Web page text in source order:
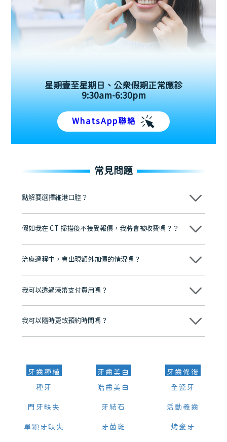
星期壹至星期日、公眾假期正常應診
9:30am-6:30pm
WhatsApp聯絡
常見問題
點解要選擇維港口腔？
維港口腔踐行「醫道濟世」的大學校訓，各分院匯聚來自香港、內地的
牌」、「2025香港企業領袖品牌」，是諾貝爾種植系統全球放心植牙中
至今已服務超過三十個國家和地區的顧客，受到粵港澳大灣區及周邊城
市市民極高的口碑評價及信任推薦 珠海、深圳設有八大分院，香港亦設
有咨詢及服務保障中心，有任何問題都可以隨時預約免費咨詢，讓人十
假如我在 CT 掃描後不接受報價，我將會被收費嗎？？
不會！只要未開始實際服務之前，你不會被收取任何費用。
治療過程中，會出現額外加價的情況嗎？
不會，治療前我們會詳細說明治療方案及對應的價錢，顧客同意並簽字
我可以透過港幣支付費用嗎？
可以。維港口腔會按照當日匯率轉算收取費用，而匯率會及時告知客人
我可以隨時更改預約時間嗎？
可以，請盡早通過wechat或whatsapp聯絡我們，告知我們你原本預約
牙齒種植
種牙
門牙缺失
單顆牙缺失
牙齒美白
皓齒美白
牙結石
牙菌斑
牙齒修復
全瓷牙
活動義齒
烤瓷牙